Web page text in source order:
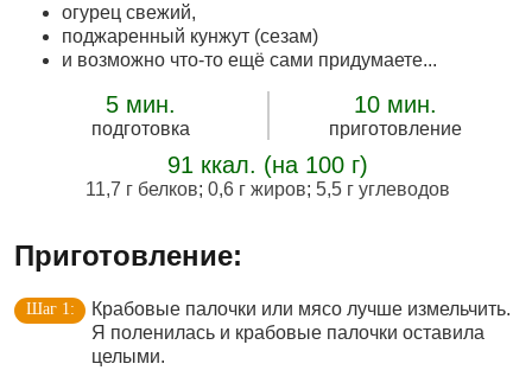
огурец свежий,
поджаренный кунжут (сезам)
и возможно что-то ещё сами придумаете...
5 мин.
подготовка
10 мин.
приготовление
91 ккал. (на 100 г)
11,7 г белков; 0,6 г жиров; 5,5 г углеводов
Приготовление:
Крабовые палочки или мясо лучше измельчить.
Я поленилась и крабовые палочки оставила
целыми.